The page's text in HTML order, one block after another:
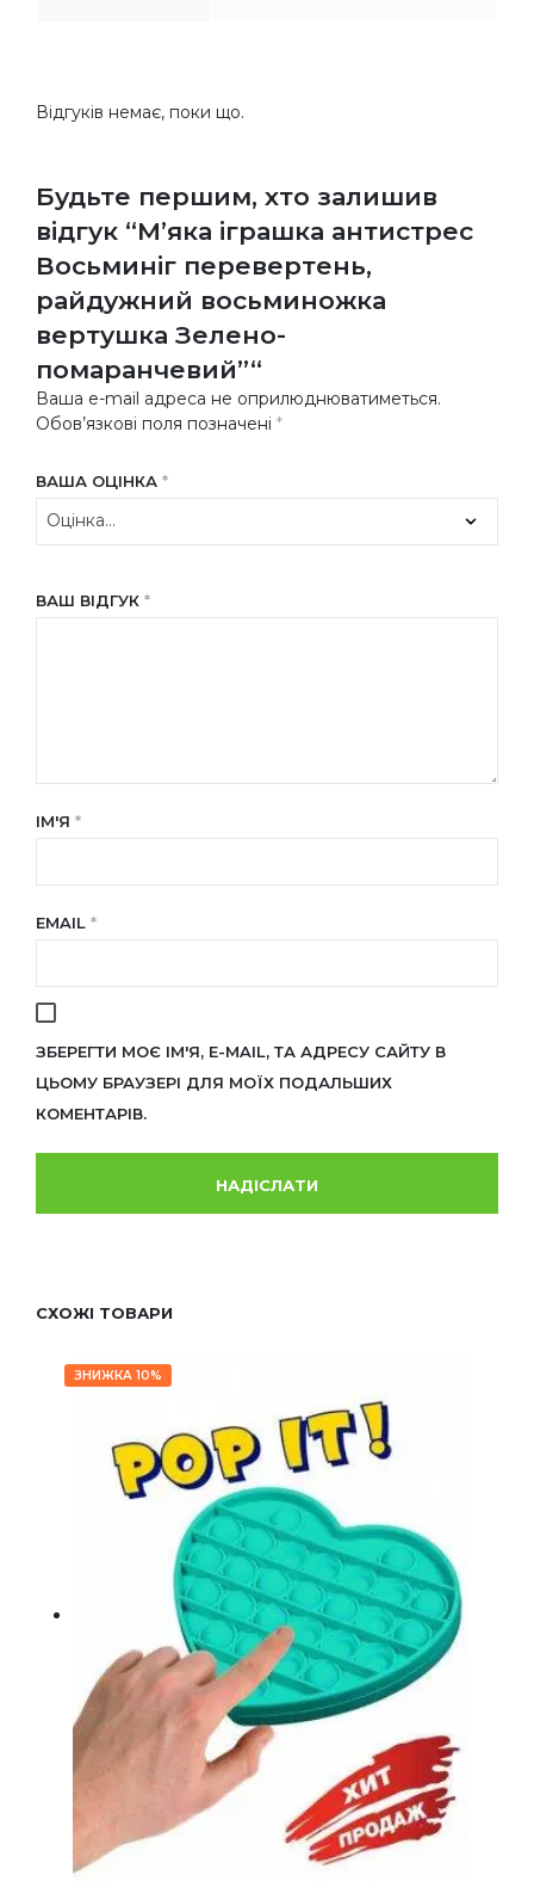
Відгуків немає, поки що.
Будьте першим, хто залишив
відгук “М’яка іграшка антистрес
Восьминіг перевертень,
райдужний восьминожка
вертушка Зелено-
помаранчевий”“
Ваша e-mail адреса не оприлюднюватиметься.
Обов’язкові поля позначені *
ВАША ОЦІНКА *
ВАШ ВІДГУК *
ІМ'Я *
EMAIL *
ЗБЕРЕГТИ МОЄ ІМ'Я, E-MAIL, ТА АДРЕСУ САЙТУ В
ЦЬОМУ БРАУЗЕРІ ДЛЯ МОЇХ ПОДАЛЬШИХ
КОМЕНТАРІВ.
СХОЖІ ТОВАРИ
ЗНИЖКА 10%